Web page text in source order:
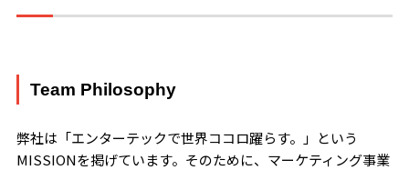
Team Philosophy
弊社は「エンターテックで世界ココロ躍らす。」という
MISSIONを掲げています。そのために、マーケティング事業